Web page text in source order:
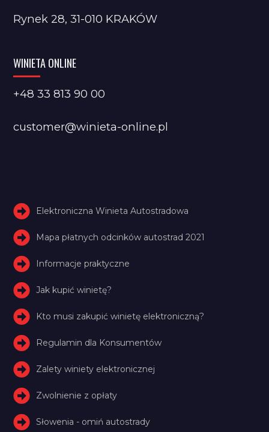
Rynek 28, 31-010 KRAKÓW
WINIETA ONLINE
+48 33 813 90 00
customer@winieta-online.pl
Elektroniczna Winieta Autostradowa
Mapa płatnych odcinków autostrad 2021
Informacje praktyczne
Jak kupić winietę?
Kto musi zakupić winietę elektroniczną?
Regulamin dla Konsumentów
Zalety winiety elektronicznej
Zwolnienie z opłaty
Słowenia - omiń autostrady